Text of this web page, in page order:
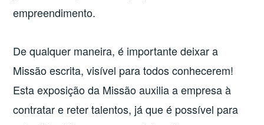
empreendimento.
De qualquer maneira, é importante deixar a
Missão escrita, visível para todos conhecerem!
Esta exposição da Missão auxilia a empresa à
contratar e reter talentos, já que é possível para